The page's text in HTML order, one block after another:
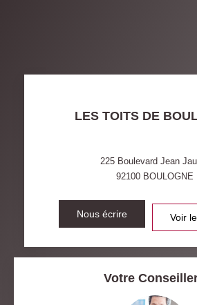
VOITURE
RÉSULTATS DES LYCÉES ECOLES
RESTAURANTS ET CAFÉS
MÉDECINS
LES TOITS DE
225 Boulevard Jean
92100 BOULOGNE
Nous écrire Voir
Votre